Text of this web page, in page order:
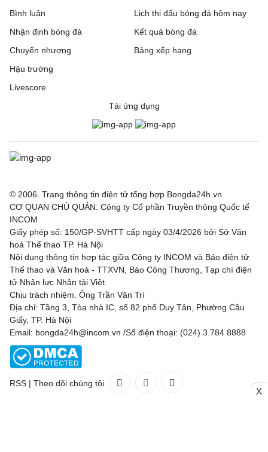
Bình luận
Nhận định bóng đá
Chuyển nhượng
Hậu trường
Livescore
Lịch thi đấu bóng đá hôm nay
Kết quả bóng đá
Bảng xếp hạng
Tải ứng dụng
© 2006. Trang thông tin điện tử tổng hợp Bongda24h.vn
CƠ QUAN CHỦ QUẢN: Công ty Cổ phần Truyền thông Quốc tế
INCOM
Giấy phép số: 150/GP-SVHTT cấp ngày 03/4/2026 bởi Sở Văn
hoá Thể thao TP. Hà Nội
Nội dung thông tin hợp tác giữa Công ty INCOM và Báo điện tử
Thể thao và Văn hoá - TTXVN, Báo Công Thương, Tạp chí điện
tử Nhân lực Nhân tài Việt.
Chịu trách nhiệm: Ông Trần Văn Trí
Địa chỉ: Tầng 3, Tòa nhà IC, số 82 phố Duy Tân, Phường Cầu
Giấy, TP. Hà Nội
Email: bongda24h@incom.vn /Số điện thoại: (024) 3.784 8888
RSS | Theo dõi chúng tôi
X